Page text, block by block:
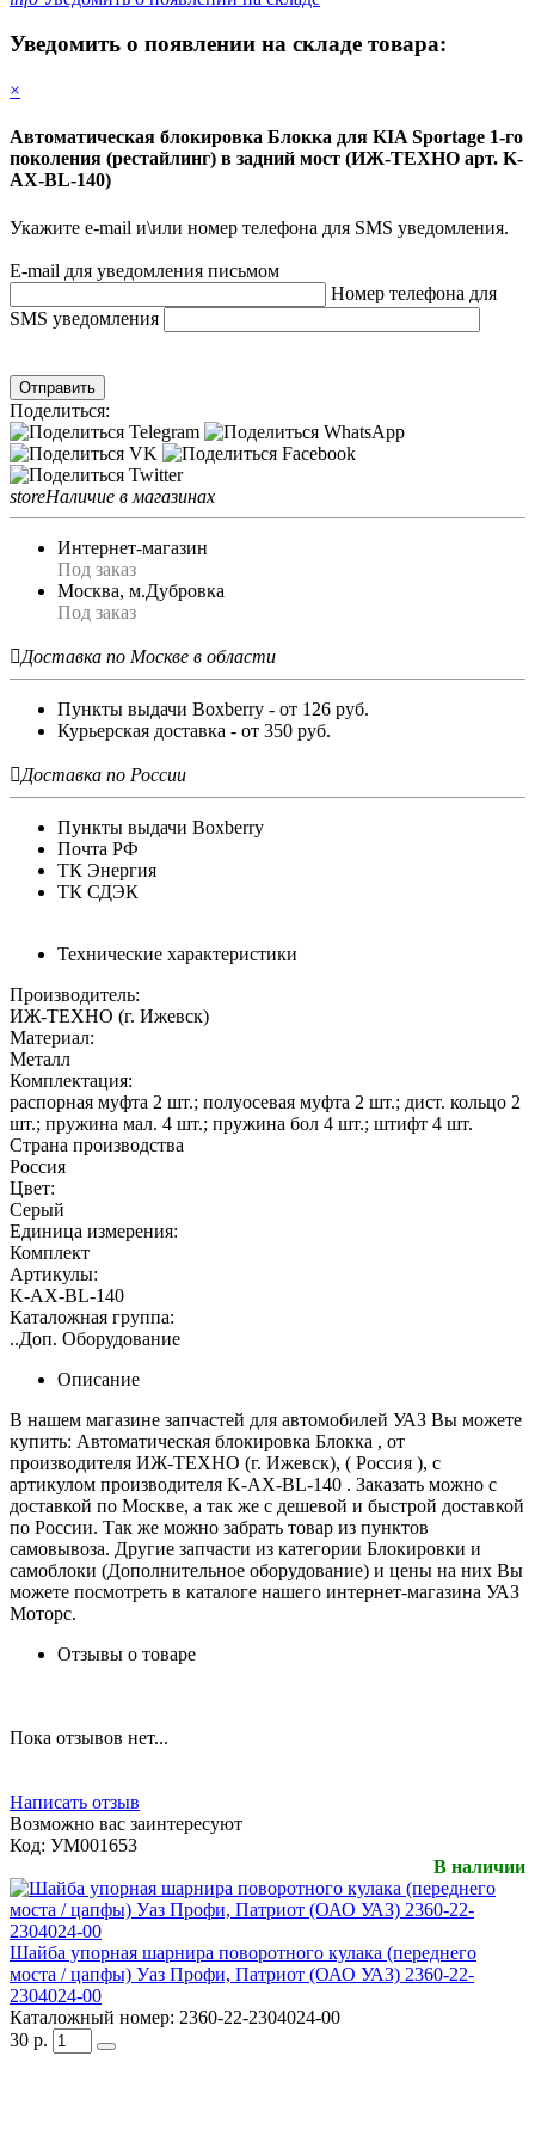
Уведомить о появлении на складе товара:
×
Автоматическая блокировка Блокка для KIA Sportage 1-го
поколения (рестайлинг) в задний мост (ИЖ-ТЕХНО арт. K-
AX-BL-140)
Укажите e-mail и\или номер телефона для SMS уведомления.
E-mail для уведомления письмом
Номер телефона для
SMS уведомления
Отправить
Поделиться:
storeНаличие в магазинах
Интернет-магазин
Под заказ
Москва, м.Дубровка
Под заказ
Доставка по Москве в области
Пункты выдачи Boxberry - от 126 руб.
Курьерская доставка - от 350 руб.
Доставка по России
Пункты выдачи Boxberry
Почта РФ
ТК Энергия
ТК СДЭК
Технические характеристики
Производитель:
ИЖ-ТЕХНО (г. Ижевск)
Материал:
Металл
Комплектация:
распорная муфта 2 шт.; полуосевая муфта 2 шт.; дист. кольцо 2
шт.; пружина мал. 4 шт.; пружина бол 4 шт.; штифт 4 шт.
Страна производства
Россия
Цвет:
Серый
Единица измерения:
Комплект
Артикулы:
K-AX-BL-140
Каталожная группа:
..Доп. Оборудование
Описание
В нашем магазине запчастей для автомобилей УАЗ Вы можете
купить: Автоматическая блокировка Блокка , от
производителя ИЖ-ТЕХНО (г. Ижевск), ( Россия ), с
артикулом производителя K-AX-BL-140 . Заказать можно с
доставкой по Москве, а так же с дешевой и быстрой доставкой
по России. Так же можно забрать товар из пунктов
самовывоза. Другие запчасти из категории Блокировки и
самоблоки (Дополнительное оборудование) и цены на них Вы
можете посмотреть в каталоге нашего интернет-магазина УАЗ
Моторс.
Отзывы о товаре
Пока отзывов нет...
Написать отзыв
Возможно вас заинтересуют
Код: УМ001653
В наличии
Шайба упорная шарнира поворотного кулака (переднего
моста / цапфы) Уаз Профи, Патриот (ОАО УАЗ) 2360-22-
2304024-00
Каталожный номер: 2360-22-2304024-00
30 р.